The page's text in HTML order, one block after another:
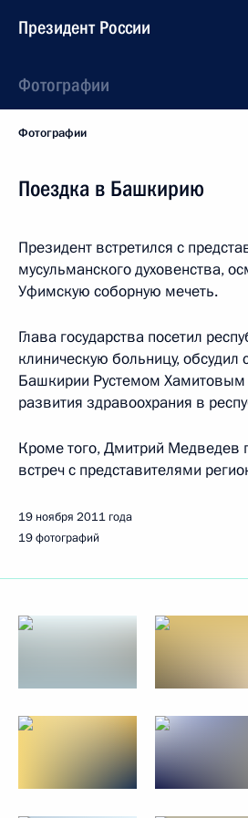
Президент России
Фотографии
Фотографии
Поездка в Башкирию
Президент встретился с
мусульманского духовенства,
Уфимскую соборную мечеть.
Глава государства посетил
клиническую больницу, обсудил
Башкирии Рустемом Хамитовым
развития здравоохрания в
Кроме того, Дмитрий Медведев
встреч с представителями
19 ноября 2011 года
19 фотографий